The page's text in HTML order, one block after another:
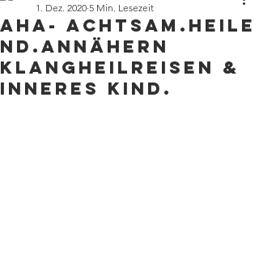
AHA- Achtsam.Heile
nd.Annähern
KlangHeilReisen &
Inneres Kind.
1. Dez. 2020 5 Min. Lesezeit